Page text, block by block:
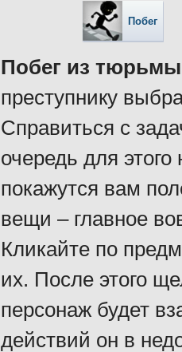
Побег
Побег из тюрьмы
преступнику
Справиться с
очередь для
покажутся вам
вещи – главное
Кликайте по
их. После этого
персонаж будет
действий он в